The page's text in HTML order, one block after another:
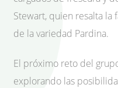
Stewart, quien resalta
de la variedad Pardina.
El próximo reto del
explorando las